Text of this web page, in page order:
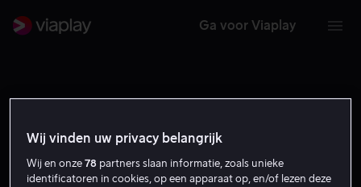
Ga voor Viaplay
Wij vinden uw privacy belangrijk
Wij en onze78 partners slaan informatie, zoals unieke
identificatoren in cookies, op een apparaat op, en/of lezen deze